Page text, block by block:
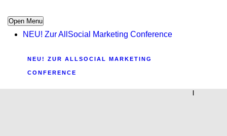
Open Menu
NEU! Zur AllSocial Marketing Conference
NEU! ZUR ALLSOCIAL MARKETING
CONFERENCE
|